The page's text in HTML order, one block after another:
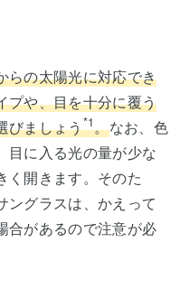
らの太陽光に対応でき
プや、目を十分に覆う
びましょう*1。なお、色
目に入る光の量が少な
く開きます。そのた
ングラスは、かえって
合があるので注意が必